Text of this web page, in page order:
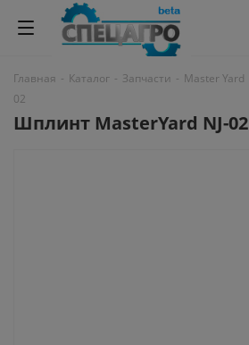
Главная - Каталог - Запчасти - Master Yard
02
Шплинт MasterYard NJ-02